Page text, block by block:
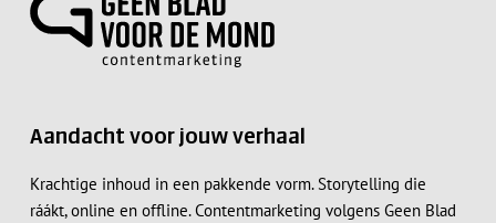
Aandacht voor jouw verhaal
Krachtige inhoud in een pakkende vorm. Storytelling die
ráákt, online en offline. Contentmarketing volgens Geen Blad